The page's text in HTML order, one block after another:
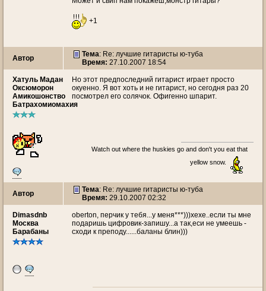
+1
Автор Тема: Re: лучшие гитаристы ю-туба
Время: 27.10.2007 18:54
Хатуль Мадан
Оксюморон
Амикошонство
Батрахомиомахия
Но этот предпоследний гитарист играет просто
окуенно. Я вот хоть и не гитарист, но сегодня раз 20
посмотрел его солячок. Офигенно шпарит.
Watch out where the huskies go and don't you eat that
yellow snow.
Автор Тема: Re: лучшие гитаристы ю-туба
Время: 29.10.2007 02:32
Dimasdnb
Москва
Барабаны
oberton, перчик у тебя...у меня***)))хехе..если ты мне
подаришь цифровик-запишу...а так,еси не умеешь -
сходи к преподу......баланы блин)))